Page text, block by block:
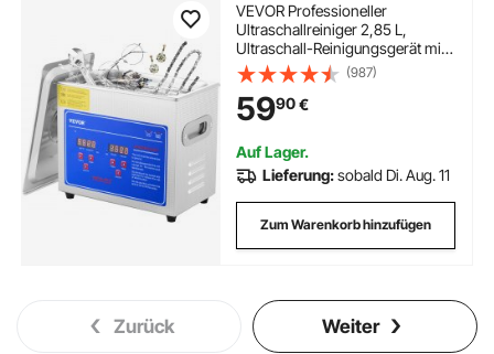
VEVOR Professioneller
Ultraschallreiniger 2,85 L,
Ultraschall-Reinigungsgerät mit
Digitalem Timer & Heizung,
Ultraschallreinigungsgerät 40
kHz für Brillen Uhren Ringe
Kleinteile
(987)
5990€
Auf Lager.
Lieferung:sobald Di. Aug. 11
Zum Warenkorb hinzufügen
Zurück Weiter